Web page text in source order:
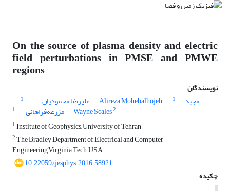
On the source of plasma density and electric
field perturbations in PMSE and PMWE
regions
نویسندگان
علیرضا محمودیان
1 Alireza Mohebalhojeh 1 مجید
مزرعه‌فراهانی 1 Wayne Scales2
1Institute of Geophysics, University of Tehran
2The Bradley Department of Electrical and Computer
Engineering,Virginia Tech, USA
10.22059/jesphys.2016.58921
چکیده